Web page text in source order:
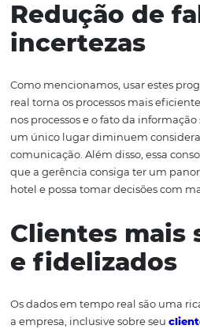
Com a análise de dados em
por exemplo, a influência
resultados para o
disso, com esse tipo de
fraudes no momento exato em
prevenindo a empresa de
Redução
incertezas
Como mencionamos, usar